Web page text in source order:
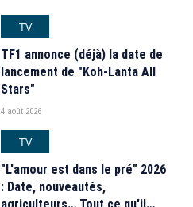
TV
TF1 annonce (déjà) la date de
lancement de "Koh-Lanta All
Stars"
4 août 2026
TV
"L'amour est dans le pré" 2026
: Date, nouveautés,